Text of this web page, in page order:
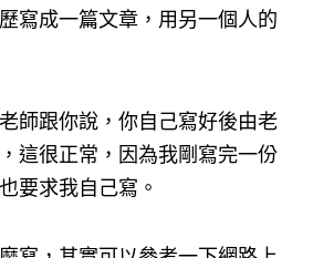
寫成一篇文章，用另一個人的
師跟你說，你自己寫好後由老
這很正常，因為我剛寫完一份
要求我自己寫。